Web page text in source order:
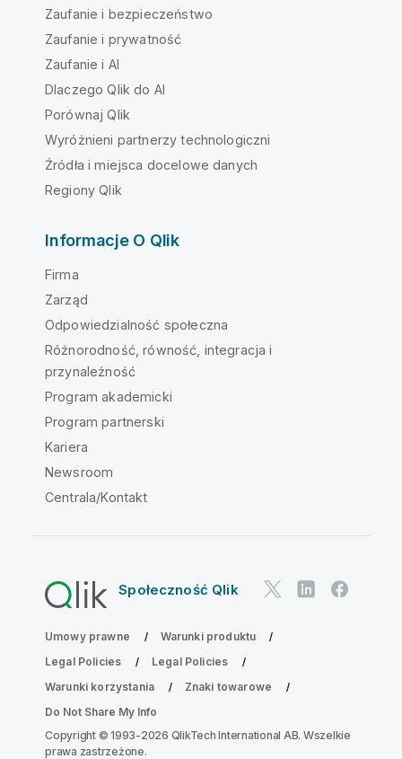
Zaufanie i bezpieczeństwo
Zaufanie i prywatność
Zaufanie i AI
Dlaczego Qlik do AI
Porównaj Qlik
Wyróżnieni partnerzy technologiczni
Źródła i miejsca docelowe danych
Regiony Qlik
Informacje O Qlik
Firma
Zarząd
Odpowiedzialność społeczna
Różnorodność, równość, integracja i
przynależność
Program akademicki
Program partnerski
Kariera
Newsroom
Centrala/Kontakt
Społeczność Qlik
Umowy prawne
Warunki produktu
Legal Policies
Legal Policies
Warunki korzystania
Znaki towarowe
Do Not Share My Info
Copyright © 1993-2026 QlikTech International AB. Wszelkie
prawa zastrzeżone.